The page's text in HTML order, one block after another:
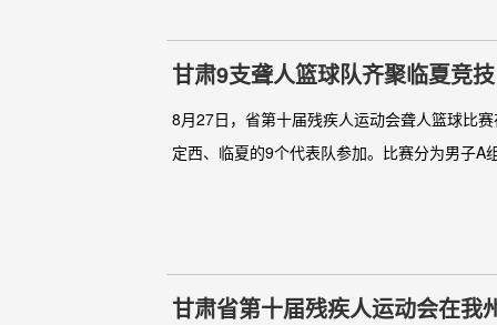
甘肃9支聋人篮球队齐聚临夏竞技
8月27日，省第十届残疾人运动会聋人篮球比
定西、临夏的9个代表队参加。比赛分为男子
甘肃省第十届残疾人运动会在我